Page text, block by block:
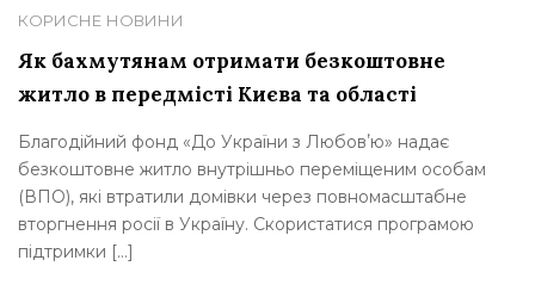
КОРИСНЕ НОВИНИ
Як бахмутянам отримати безкоштовне
житло в передмісті Києва та області
Благодійний фонд «До України з Любовʼю» надає
безкоштовне житло внутрішньо переміщеним особам
(ВПО), які втратили домівки через повномасштабне
вторгнення росії в Україну. Скористатися програмою
підтримки […]